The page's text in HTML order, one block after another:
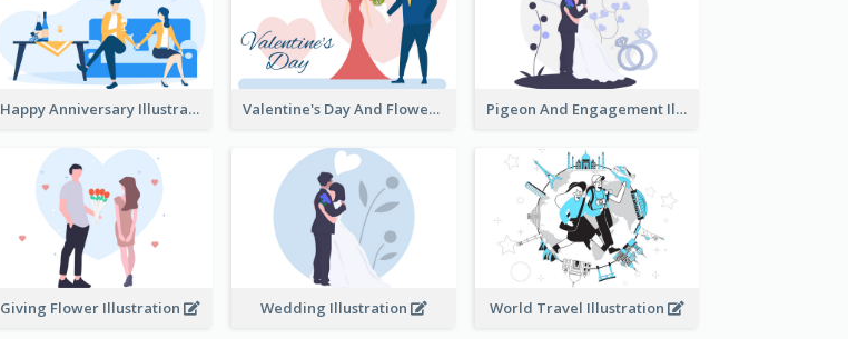
Happy Anniversary Illustration Valentine's Day And Flower Illustration Pigeon And Engagement Illustration
Giving Flower Illustration Wedding Illustration World Travel Illustration